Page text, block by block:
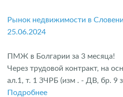
Рынок недвижимости в
25.06.2024
ПМЖ в Болгарии за 3 месяца!
Через трудовой контракт, на
ал.1, т. 1 ЗЧРБ (изм . - ДВ, бр. 9
Подробнее